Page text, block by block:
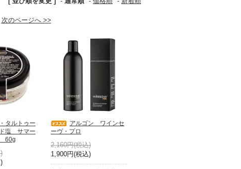
次のページへ >>
タルトゥー
塩 サマー
60g
アルゴン ワインセ
ーヴ・プロ
2,160円(税込)
1,900円(税込)